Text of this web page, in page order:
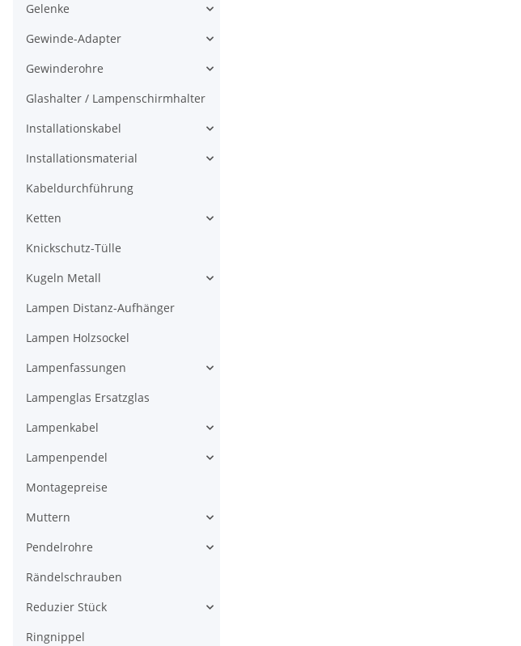
Gelenke
Gewinde-Adapter
Gewinderohre
Glashalter / Lampenschirmhalter
Installationskabel
Installationsmaterial
Kabeldurchführung
Ketten
Knickschutz-Tülle
Kugeln Metall
Lampen Distanz-Aufhänger
Lampen Holzsockel
Lampenfassungen
Lampenglas Ersatzglas
Lampenkabel
Lampenpendel
Montagepreise
Muttern
Pendelrohre
Rändelschrauben
Reduzier Stück
Ringnippel